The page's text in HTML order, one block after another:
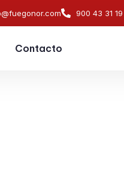
900 43 31 19
Contacto